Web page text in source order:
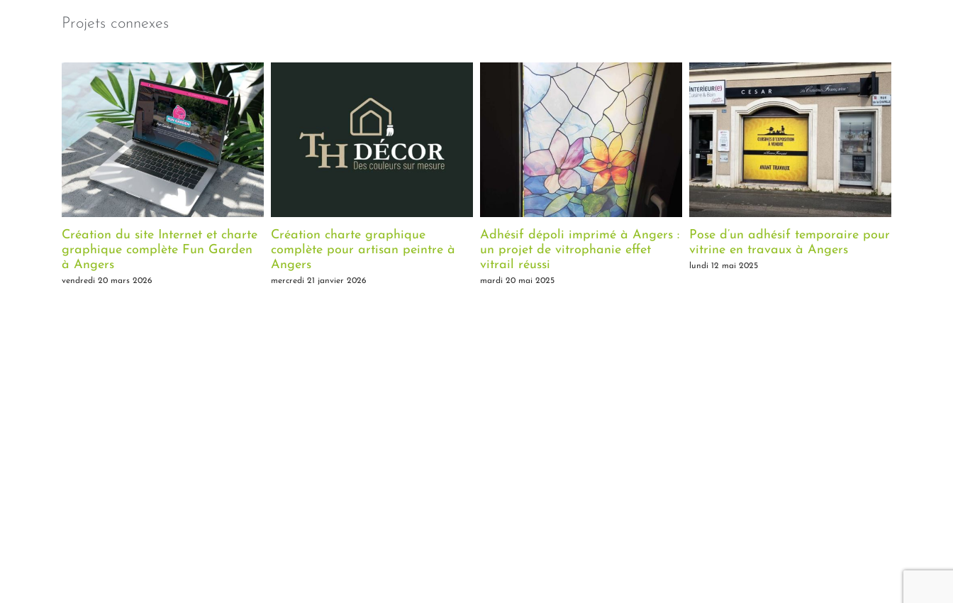
Projets connexes
Création du site Internet et charte
graphique complète Fun Garden
à Angers
vendredi 20 mars 2026
Création charte graphique
complète pour artisan peintre à
Angers
mercredi 21 janvier 2026
Adhésif dépoli imprimé à Angers :
un projet de vitrophanie effet
vitrail réussi
mardi 20 mai 2025
Pose d’un adhésif temporaire pour
vitrine en travaux à Angers
lundi 12 mai 2025